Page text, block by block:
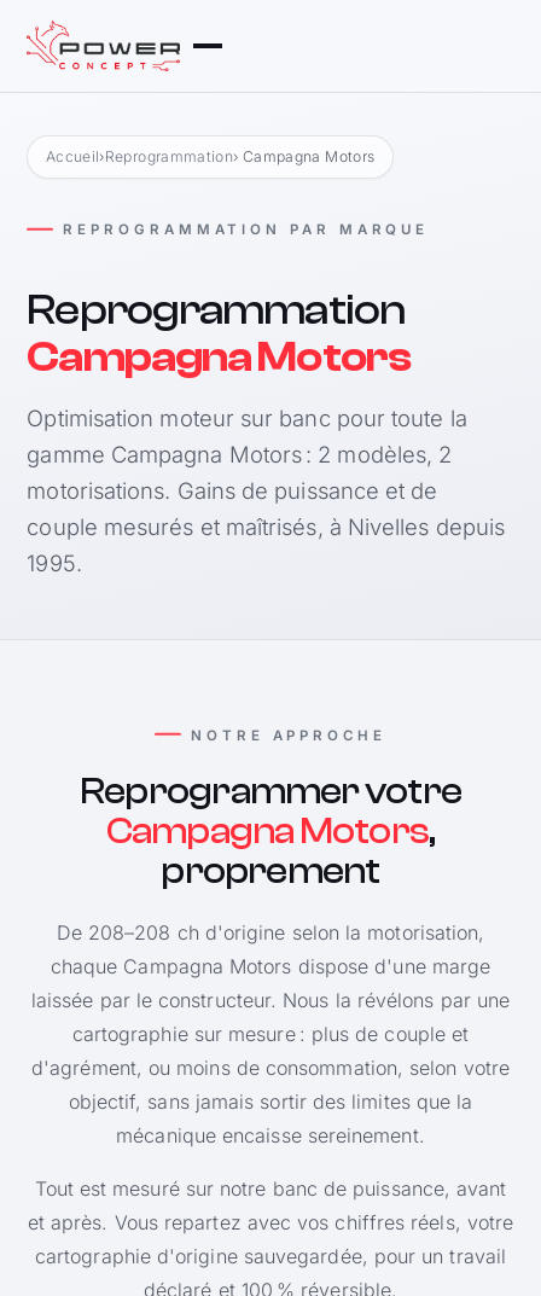
Accueil›Reprogrammation› Campagna Motors
REPROGRAMMATION PAR MARQUE
Reprogrammation
Campagna Motors
Optimisation moteur sur banc pour toute la
gamme Campagna Motors : 2 modèles, 2
motorisations. Gains de puissance et de
couple mesurés et maîtrisés, à Nivelles depuis
1995.
NOTRE APPROCHE
Reprogrammer votre
Campagna Motors,
proprement
De 208–208 ch d'origine selon la motorisation,
chaque Campagna Motors dispose d'une marge
laissée par le constructeur. Nous la révélons par une
cartographie sur mesure : plus de couple et
d'agrément, ou moins de consommation, selon votre
objectif, sans jamais sortir des limites que la
mécanique encaisse sereinement.
Tout est mesuré sur notre banc de puissance, avant
et après. Vous repartez avec vos chiffres réels, votre
cartographie d'origine sauvegardée, pour un travail
déclaré et 100 % réversible.